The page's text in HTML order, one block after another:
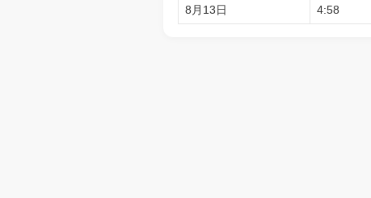
8月13日 4:58